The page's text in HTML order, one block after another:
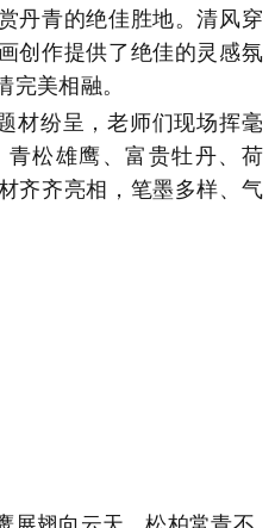
丹青的绝佳胜地。清风穿
创作提供了绝佳的灵感氛
完美相融。
纷呈，老师们现场挥毫
松雄鹰、富贵牡丹、荷
齐齐亮相，笔墨多样、气